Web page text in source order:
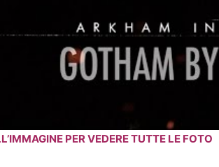
PER VEDERE TUTTE LE FOTO